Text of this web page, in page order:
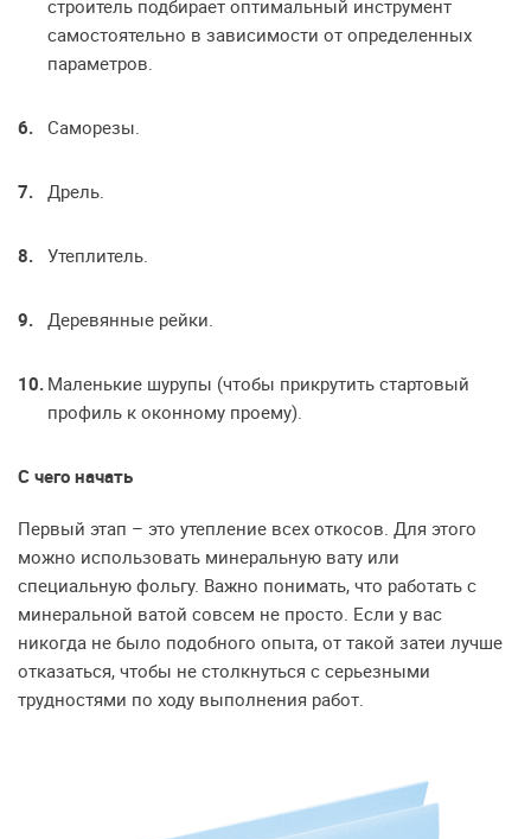
строитель подбирает оптимальный инструмент
самостоятельно в зависимости от определенных
параметров.
Саморезы.
Дрель.
Утеплитель.
Деревянные рейки.
Маленькие шурупы (чтобы прикрутить стартовый
профиль к оконному проему).
С чего начать
Первый этап – это утепление всех откосов. Для этого
можно использовать минеральную вату или
специальную фольгу. Важно понимать, что работать с
минеральной ватой совсем не просто. Если у вас
никогда не было подобного опыта, от такой затеи лучше
отказаться, чтобы не столкнуться с серьезными
трудностями по ходу выполнения работ.